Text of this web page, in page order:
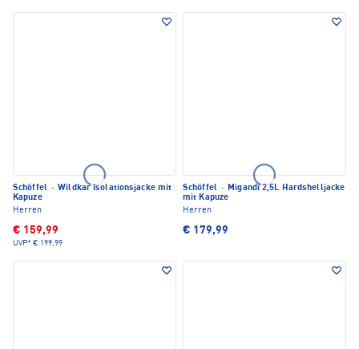
Schöffel · Wildkar Isolationsjacke mit
Kapuze
Herren
€ 159,99
UVP* € 199,99
Schöffel · Migandi 2,5L Hardshelljacke
mit Kapuze
Herren
€ 179,99